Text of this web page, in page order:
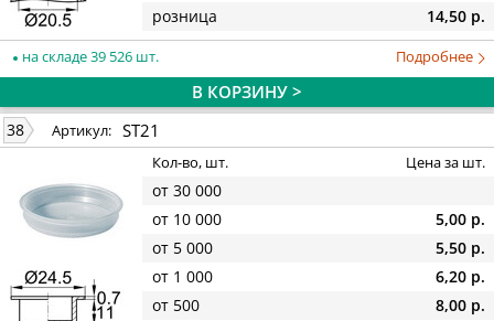
розница
14,50 р.
на складе 39 526 шт. Подробнее
В КОРЗИНУ >
38 Артикул: ST21
Кол-во, шт. Цена за шт.
от 30 000
от 10 000
5,00 р.
от 5 000
5,50 р.
от 1 000
6,20 р.
от 500
8,00 р.